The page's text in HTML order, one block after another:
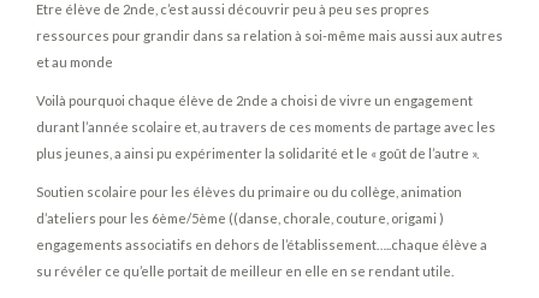
Etre élève de 2nde, c’est aussi découvrir peu à peu ses propres
ressources pour grandir dans sa relation à soi-même mais aussi aux autres
et au monde
Voilà pourquoi chaque élève de 2nde a choisi de vivre un engagement
durant l’année scolaire et, au travers de ces moments de partage avec les
plus jeunes, a ainsi pu expérimenter la solidarité et le « goût de l’autre ».
Soutien scolaire pour les élèves du primaire ou du collège, animation
d’ateliers pour les 6ème/5ème ((danse, chorale, couture, origami )
engagements associatifs en dehors de l’établissement…..chaque élève a
su révéler ce qu’elle portait de meilleur en elle en se rendant utile.